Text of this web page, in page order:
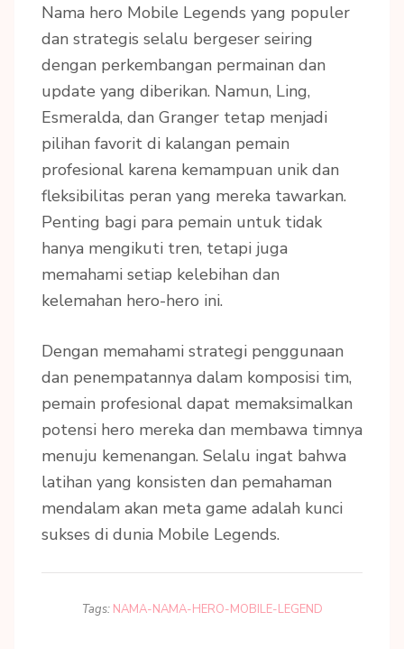
Nama hero Mobile Legends yang populer
dan strategis selalu bergeser seiring
dengan perkembangan permainan dan
update yang diberikan. Namun, Ling,
Esmeralda, dan Granger tetap menjadi
pilihan favorit di kalangan pemain
profesional karena kemampuan unik dan
fleksibilitas peran yang mereka tawarkan.
Penting bagi para pemain untuk tidak
hanya mengikuti tren, tetapi juga
memahami setiap kelebihan dan
kelemahan hero-hero ini.
Dengan memahami strategi penggunaan
dan penempatannya dalam komposisi tim,
pemain profesional dapat memaksimalkan
potensi hero mereka dan membawa timnya
menuju kemenangan. Selalu ingat bahwa
latihan yang konsisten dan pemahaman
mendalam akan meta game adalah kunci
sukses di dunia Mobile Legends.
Tags: NAMA-NAMA-HERO-MOBILE-LEGEND